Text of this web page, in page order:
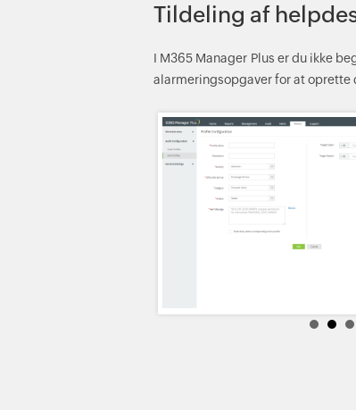
Tildeling af
I M365 Manager Plus er du ikke
alarmeringsopgaver for at